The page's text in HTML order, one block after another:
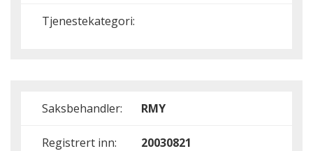
Tjenestekategori:
Saksbehandler: RMY
Registrert inn: 20030821